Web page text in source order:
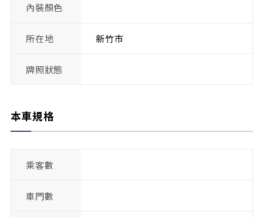
內裝顏色
所在地 新竹市
牌照狀態
本車規格
乘客數
車門數